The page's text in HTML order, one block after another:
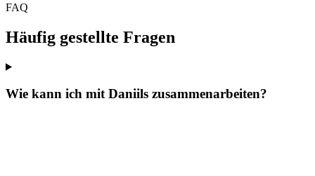
FAQ
Häufig gestellte Fragen
Wie kann ich mit Daniils zusammenarbeiten?